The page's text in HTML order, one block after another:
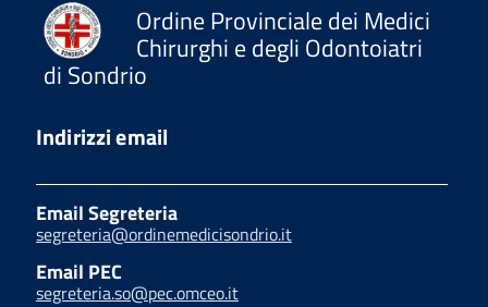
Ordine Provinciale dei Medici
Chirurghi e degli Odontoiatri
di Sondrio
Indirizzi email
Email Segreteria
segreteria@ordinemedicisondrio.it
Email PEC
segreteria.so@pec.omceo.it